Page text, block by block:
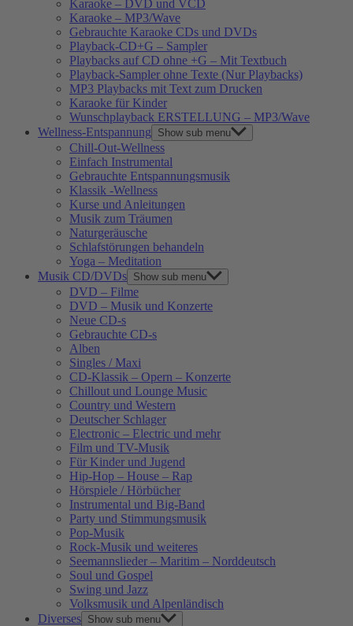
Karaoke – DVD und VCD
Karaoke – MP3/Wave
Gebrauchte Karaoke CDs und DVDs
Playback-CD+G – Sampler
Playbacks auf CD ohne +G – Mit Textbuch
Playback-Sampler ohne Texte (Nur Playbacks)
MP3 Playbacks mit Text zum Drucken
Karaoke für Kinder
Wunschplayback ERSTELLUNG – MP3/Wave
Wellness-Entspannung
Show sub menu
Chill-Out-Wellness
Einfach Instrumental
Gebrauchte Entspannungsmusik
Klassik -Wellness
Kurse und Anleitungen
Musik zum Träumen
Naturgeräusche
Schlafstörungen behandeln
Yoga – Meditation
Musik CD/DVDs Show sub menu
DVD – Filme
DVD – Musik und Konzerte
Neue CD-s
Gebrauchte CD-s
Alben
Singles / Maxi
CD-Klassik – Opern – Konzerte
Chillout und Lounge Music
Country und Western
Deutscher Schlager
Electronic – Electric und mehr
Film und TV-Musik
Für Kinder und Jugend
Hip-Hop – House – Rap
Hörspiele / Hörbücher
Instrumental und Big-Band
Party und Stimmungsmusik
Pop-Musik
Rock-Musik und weiteres
Seemannslieder – Maritim – Norddeutsch
Soul und Gospel
Swing und Jazz
Volksmusik und Alpenländisch
Diverses Show sub menu